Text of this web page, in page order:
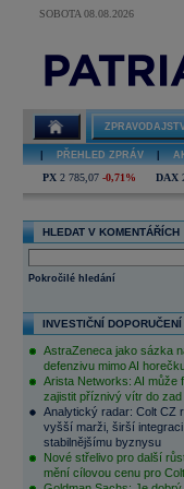
SOBOTA 08.08.2026
PŘEHLED ZPRÁV
PX 2 785,07 -0,71% DAX
HLEDAT V KOMENTÁŘÍCH
Pokročilé hledání
INVESTIČNÍ DOPORUČENÍ
AstraZeneca jako sázka
defenzivu mimo AI
Arista Networks: AI může
zajistit příznivý vítr do zad
Analytický radar: Colt CZ
vyšší marži, širší integraci
stabilnějšímu byznysu
Nové střelivo pro další
mění cílovou cenu pro